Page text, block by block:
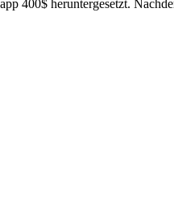
400$ heruntergesetzt.